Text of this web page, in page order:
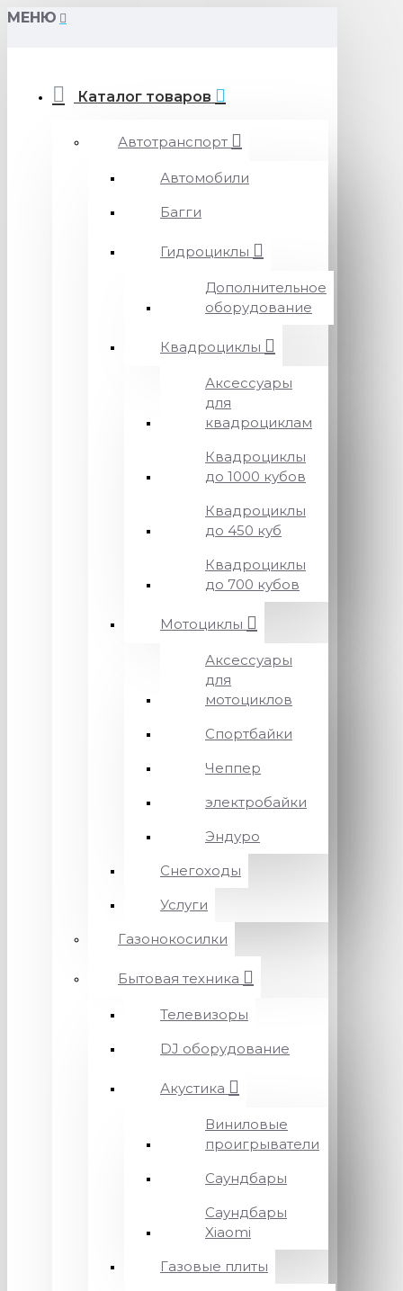
МЕНЮ
Каталог товаров
Автотранспорт
Автомобили
Багги
Гидроциклы
Дополнительное
оборудование
Квадроциклы
Аксессуары
для
квадроциклам
Квадроциклы
до 1000 кубов
Квадроциклы
до 450 куб
Квадроциклы
до 700 кубов
Мотоциклы
Аксессуары
для
мотоциклов
Спортбайки
Чеппер
электробайки
Эндуро
Снегоходы
Услуги
Газонокосилки
Бытовая техника
Телевизоры
DJ оборудование
Акустика
Виниловые
проигрыватели
Саундбары
Саундбары
Xiaomi
Газовые плиты